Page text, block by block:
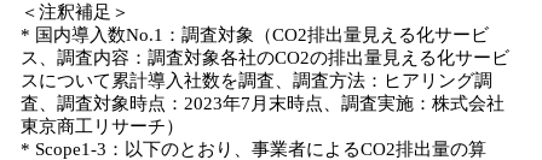
＜注釈補足＞
* 国内導入数No.1：調査対象（CO2排出量見える化サービ
ス、調査内容：調査対象各社のCO2の排出量見える化サービ
スについて累計導入社数を調査、調査方法：ヒアリング調
査、調査対象時点：2023年7月末時点、調査実施：株式会社
東京商工リサーチ）
* Scope1-3：以下のとおり、事業者によるCO2排出量の算